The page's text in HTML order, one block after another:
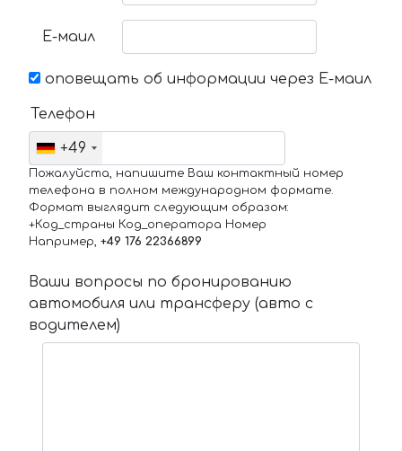
Е-маил
оповещать об информации через Е-маил
Телефон
+49
Пожалуйста, напишите Ваш контактный номер
телефона в полном международном формате.
Формат выглядит следующим образом:
+Код_страны Код_оператора Номер
Например, +49 176 22366899
Ваши вопросы по бронированию
автомобиля или трансферу (авто с
водителем)